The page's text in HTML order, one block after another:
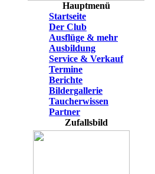
Hauptmenü
Startseite
Der Club
Ausflüge & mehr
Ausbildung
Service & Verkauf
Termine
Berichte
Bildergallerie
Taucherwissen
Partner
Zufallsbild